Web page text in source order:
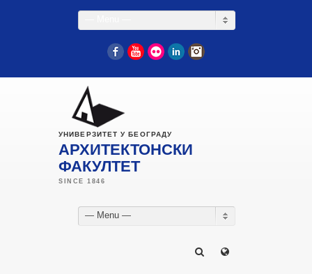
FacebookYouTube
Flickr LinkedIn
УНИВЕРЗИТЕТ У БЕОГРАДУ
АРХИТЕКТОНСКИ
ФАКУЛТЕТ
— Menu —